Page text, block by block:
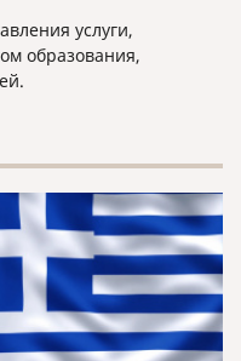
услуги,
образования,